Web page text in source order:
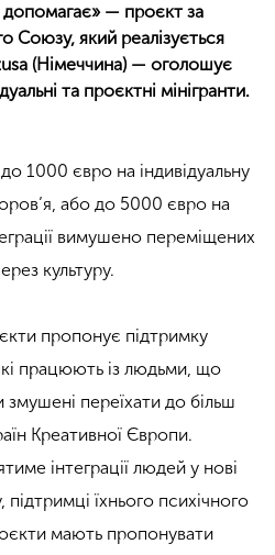
допомагає» — проєкт за
Союзу, який реалізується
(Німеччина) — оголошує
та проєктні мінігранти.
1000 євро на індивідуальну
або до 5000 євро на
вимушено переміщених
культуру.
пропонує підтримку
працюють із людьми, що
змушені переїхати до більш
Креативної Європи.
інтеграції людей у нові
підтримці їхнього психічного
мають пропонувати